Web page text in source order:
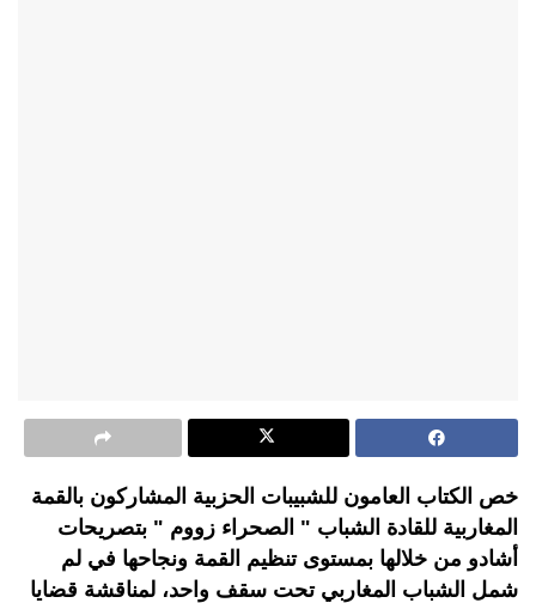
خص الكتاب العامون للشبيبات الحزبية المشاركون بالقمة
المغاربية للقادة الشباب " الصحراء زووم " بتصريحات
أشادو من خلالها بمستوى تنظيم القمة ونجاحها في لم
شمل الشباب المغاربي تحت سقف واحد، لمناقشة قضايا